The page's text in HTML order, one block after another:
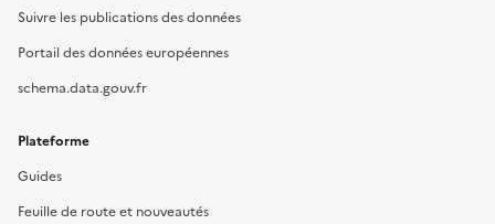
Suivre les publications des données
Portail des données européennes
schema.data.gouv.fr
Plateforme
Guides
Feuille de route et nouveautés